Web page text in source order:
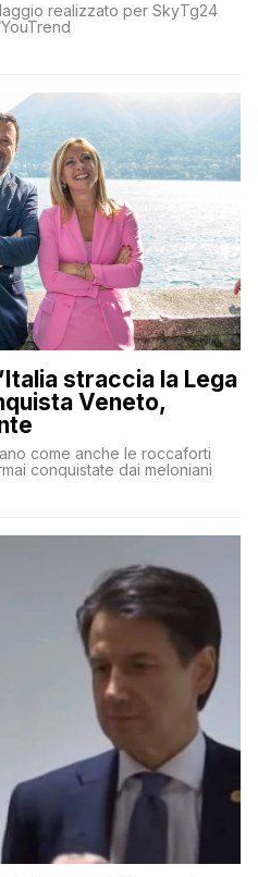
realizzato per SkyTg24
straccia la Lega
Veneto,
come anche le roccaforti
conquistate dai meloniani